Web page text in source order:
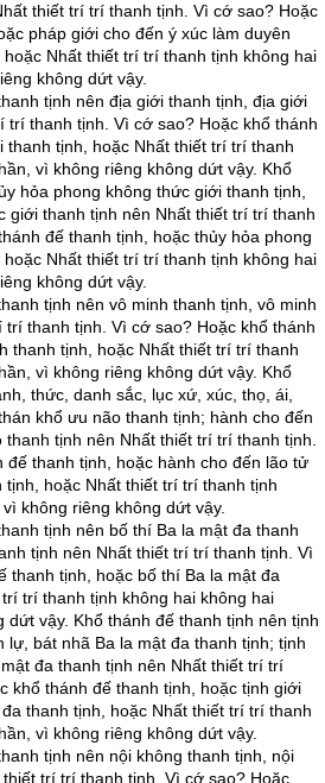
thiết trí trí thanh tịnh. Vì cớ sao? Hoặc
pháp giới cho đến ý xúc làm duyên
Nhất thiết trí trí thanh tịnh không hai
không dứt vậy.
tịnh nên địa giới thanh tịnh, địa giới
trí thanh tịnh. Vì cớ sao? Hoặc khổ thánh
thanh tịnh, hoặc Nhất thiết trí trí thanh
vì không riêng không dứt vậy. Khổ
hỏa phong không thức giới thanh tịnh,
giới thanh tịnh nên Nhất thiết trí trí thanh
đế thanh tịnh, hoặc thủy hỏa phong
Nhất thiết trí trí thanh tịnh không hai
không dứt vậy.
tịnh nên vô minh thanh tịnh, vô minh
thanh tịnh. Vì cớ sao? Hoặc khổ thánh
thanh tịnh, hoặc Nhất thiết trí trí thanh
vì không riêng không dứt vậy. Khổ
thức, danh sắc, lục xứ, xúc, thọ, ái,
khổ ưu não thanh tịnh; hành cho đến
tịnh nên Nhất thiết trí trí thanh tịnh.
đế thanh tịnh, hoặc hành cho đến lão tử
hoặc Nhất thiết trí trí thanh tịnh
không riêng không dứt vậy.
tịnh nên bố thí Ba la mật đa thanh
tịnh nên Nhất thiết trí trí thanh tịnh. Vì
thanh tịnh, hoặc bố thí Ba la mật đa
trí thanh tịnh không hai không hai
dứt vậy. Khổ thánh đế thanh tịnh nên tịnh
lự, bát nhã Ba la mật đa thanh tịnh; tịnh
đa thanh tịnh nên Nhất thiết trí trí
khổ thánh đế thanh tịnh, hoặc tịnh giới
thanh tịnh, hoặc Nhất thiết trí trí thanh
vì không riêng không dứt vậy.
tịnh nên nội không thanh tịnh, nội
trí trí thanh tịnh. Vì cớ sao? Hoặc